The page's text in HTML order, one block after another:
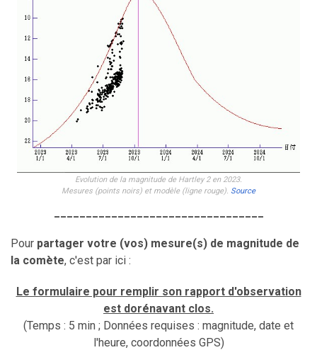
Evolution de la magnitude de Hartley 2 en 2023.
Mesures (points noirs) et modèle (ligne rouge). Source
Pour partager votre (vos) mesure(s) de magnitude de
la comète, c'est par ici :
Le formulaire pour remplir son rapport d'observation
est dorénavant clos.
(Temps : 5 min ; Données requises : magnitude, date et
l'heure, coordonnées GPS)